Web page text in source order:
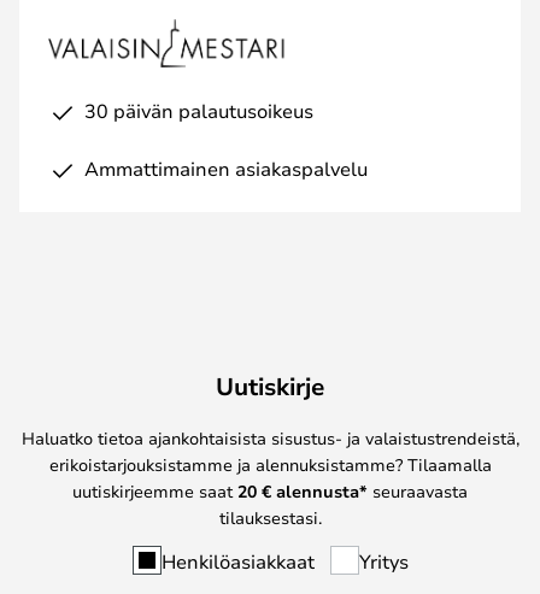
30 päivän palautusoikeus
Ammattimainen asiakaspalvelu
Uutiskirje
Haluatko tietoa ajankohtaisista sisustus- ja valaistustrendeistä,
erikoistarjouksistamme ja alennuksistamme? Tilaamalla
uutiskirjeemme saat 20 € alennusta* seuraavasta
tilauksestasi.
Henkilöasiakkaat Yritys